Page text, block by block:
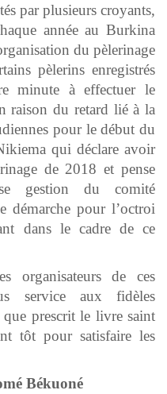
par plusieurs croyants,
année au Burkina
du pèlerinage
pèlerins enregistrés
minute à effectuer le
raison du retard lié à la
pour le début du
qui déclare avoir
de 2018 et pense
gestion du comité
démarche pour l’octroi
dans le cadre de ce
organisateurs de ces
service aux fidèles
que prescrit le livre saint
tôt pour satisfaire les
Békuoné